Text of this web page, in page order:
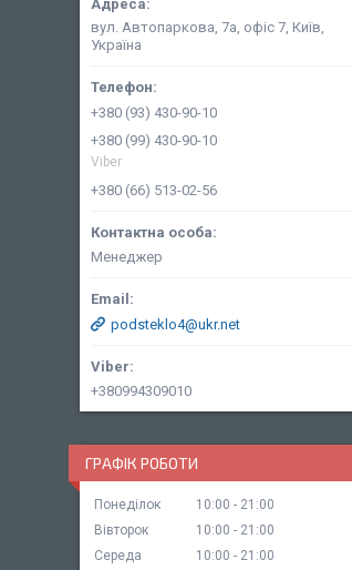
вул. Автопаркова, 7а, офіс 7, Київ,
Україна
+380 (93) 430-90-10
+380 (99) 430-90-10
Viber
+380 (66) 513-02-56
Менеджер
podsteklo4@ukr.net
+380994309010
ГРАФІК РОБОТИ
Понеділок 10:00
21:00
Вівторок
10:00
21:00
Середа
10:00 21:00